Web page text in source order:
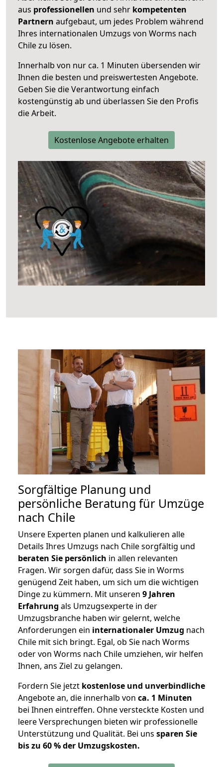
aus professionellen und sehr kompetenten
Partnern aufgebaut, um jedes Problem während
Ihres internationalen Umzugs von Worms nach
Chile zu lösen.
Innerhalb von nur ca. 1 Minuten übersenden wir
Ihnen die besten und preiswertesten Angebote.
Geben Sie die Verantwortung einfach
kostengünstig ab und überlassen Sie den Profis
die Arbeit.
Kostenlose Angebote erhalten
Sorgfältige Planung und
persönliche Beratung für Umzüge
nach Chile
Unsere Experten planen und kalkulieren alle
Details Ihres Umzugs nach Chile sorgfältig und
beraten Sie persönlich in allen relevanten
Fragen. Wir sorgen dafür, dass Sie in Worms
genügend Zeit haben, um sich um die wichtigen
Dinge zu kümmern. Mit unseren 9 Jahren
Erfahrung als Umzugsexperte in der
Umzugsbranche haben wir gelernt, welche
Anforderungen ein internationaler Umzug nach
Chile mit sich bringt. Egal, ob Sie nach Worms
oder von Worms nach Chile umziehen, wir helfen
Ihnen, ans Ziel zu gelangen.
Fordern Sie jetzt kostenlose und unverbindliche
Angebote an, die innerhalb von ca. 1 Minuten
bei Ihnen eintreffen. Ohne versteckte Kosten und
leere Versprechungen bieten wir professionelle
Unterstützung und Qualität. Bei uns sparen Sie
bis zu 60 % der Umzugskosten.